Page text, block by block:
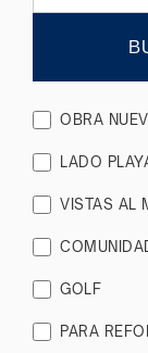
OBRA
LADO
VISTAS AL
GOLF
PARA